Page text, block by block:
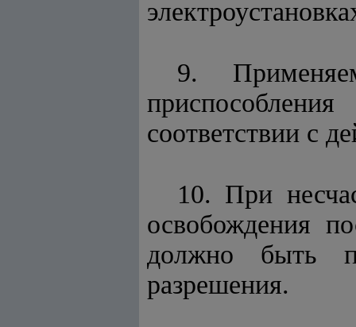
9.
соответствии с
10. При
освобождения
должно быть
разрешения.